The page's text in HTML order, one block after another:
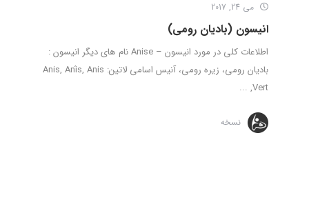
می 24, 2017
انیسون (بادیان رومی)
اطلاعات کلی در مورد انیسون – Anise نام های دیگر انیسون :
بادیان رومی، زیره رومی، آنیس اسامی لاتین: Anis, Anís, Anis
Vert, ...
نسخه